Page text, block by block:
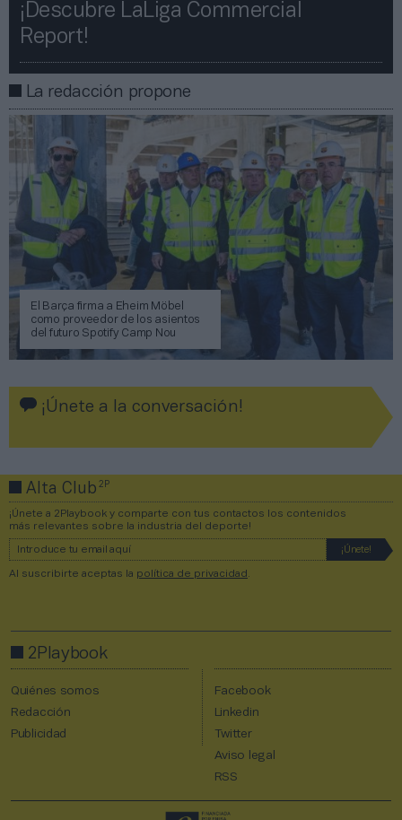
¡Descubre LaLiga Commercial
Report!​​
La redacción propone
El Barça firma a Eheim Möbel
como proveedor de los asientos
del futuro Spotify Camp Nou
¡Únete a la conversación!
Alta Club2P
¡Únete a 2Playbook y comparte con tus contactos los contenidos
más relevantes sobre la industria del deporte!
Al suscribirte aceptas la política de privacidad
2Playbook
Quiénes somos
Redacción
Publicidad
Facebook
Linkedin
Twitter
Aviso legal
RSS